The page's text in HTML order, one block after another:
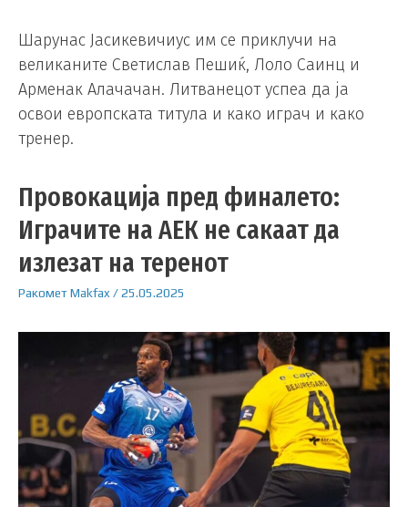
Шарунас Јасикевичиус им се приклучи на
великаните Светислав Пешиќ, Лоло Саинц и
Арменак Алачачан. Литванецот успеа да ја
освои европската титула и како играч и како
тренер.
Провокација пред финалето:
Играчите на АЕК не сакаат да
излезат на теренот
РакометMakfax/25.05.2025